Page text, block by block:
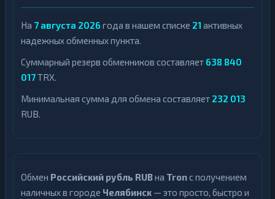
На 7 августа 2026 года в нашем списке 21 активных
надежных обменных пункта.
Суммарный резерв обменников составляет 638 840
017TRX.
Минимальная сумма для обмена составляет 232 013
RUB.
Обмен Российский рубль RUBна Tronс получением
наличных в городе Челябинск — это просто, быстро и